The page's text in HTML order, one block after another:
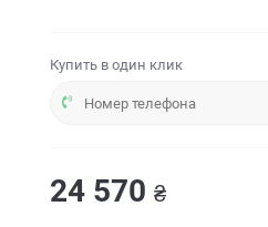
Купить в один клик
24 570 ₴